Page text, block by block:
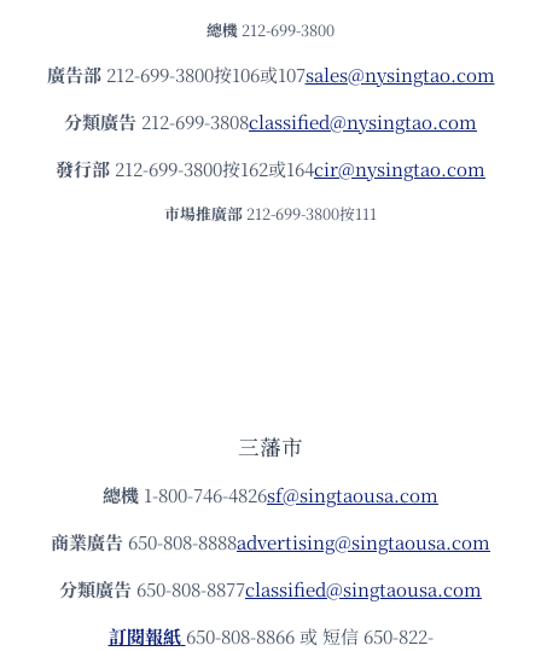
總機 212-699-3800
廣告部212-699-3800按106或107sales@nysingtao.com
分類廣告 212-699-3808classified@nysingtao.com
發⾏部 212-699-3800按162或164cir@nysingtao.com
市場推廣部 212-699-3800按111
三藩市
總機 1-800-746-4826sf@singtaousa.com
商業廣告 650-808-8888advertising@singtaousa.com
分類廣告 650-808-8877classified@singtaousa.com
訂閱報紙 650-808-8866 或 短信 650-822-